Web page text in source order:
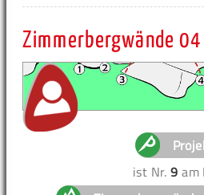
Zimmerbergwände
ist Nr.9 am